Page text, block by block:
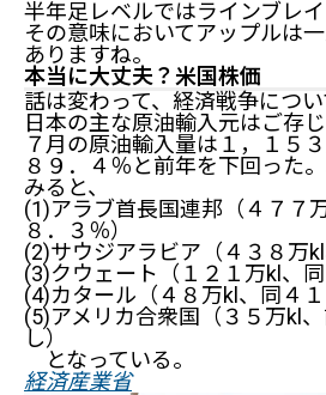
半年足レベルではラインブレイ
その意味においてアップルは
ありますね。
本当に大丈夫？米国株価
話は変わって、経済戦争につい
日本の主な原油輸入元はご存じ
７月の原油輸入量は１，１５
８９．４％と前年を下回った
みると、
(1)アラブ首長国連邦（４７７
８．３％）
(2)サウジアラビア（４３８万kl
(3)クウェート（１２１万kl、同
(4)カタール（４８万kl、同４１
(5)アメリカ合衆国（３５万kl
し）
となっている。
経済産業省